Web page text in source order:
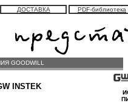
ДОСТАВКА PDF-библиотека
GOODWILL
INSTEK